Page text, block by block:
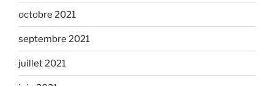
octobre 2021
septembre 2021
juillet 2021